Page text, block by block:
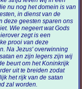
is van
in dienst van de
deze geesten sparen ons
negeert wat Gods
zegt is een
prooi van deze
Na Jezus' overwinning
en zijn legers zijn wij
beurt om het Koninkrijk
uit te breiden zodat
het rijk van de satan
vernietigd zal worden.